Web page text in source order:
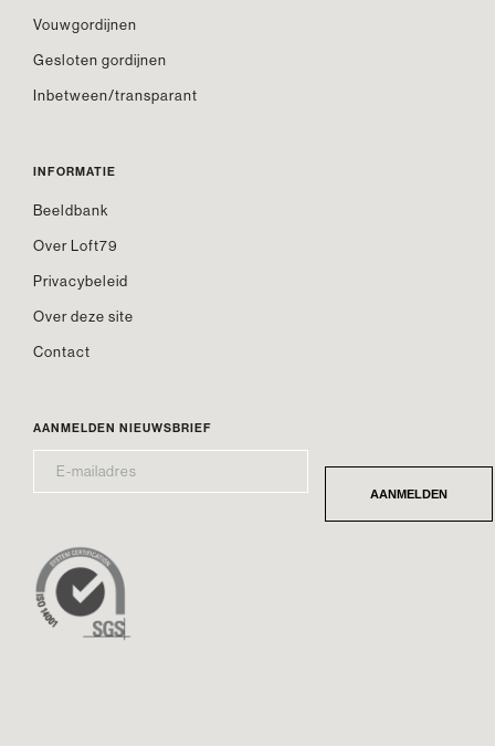
Vouwgordijnen
Gesloten gordijnen
Inbetween/transparant
INFORMATIE
Beeldbank
Over Loft79
Privacybeleid
Over deze site
Contact
AANMELDEN NIEUWSBRIEF
MAILADRES* AANMELDEN